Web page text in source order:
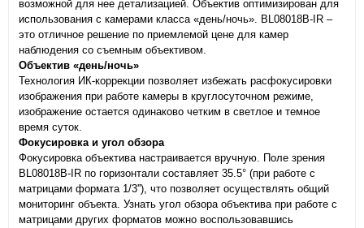
возможной для нее детализацией. Объектив оптимизирован для
использования с камерами класса «день/ночь». BL08018B-IR –
это отличное решение по приемлемой цене для камер
наблюдения со съемным объективом.
Объектив «день/ночь»
Технология ИК-коррекции позволяет избежать расфокусировки
изображения при работе камеры в круглосуточном режиме,
изображение остается одинаково четким в светлое и темное
время суток.
Фокусировка и угол обзора
Фокусировка объектива настраивается вручную. Поле зрения
BL08018B-IR по горизонтали составляет 35.5° (при работе с
матрицами формата 1/3''), что позволяет осуществлять общий
мониторинг объекта. Узнать угол обзора объектива при работе с
матрицами других форматов можно воспользовавшись